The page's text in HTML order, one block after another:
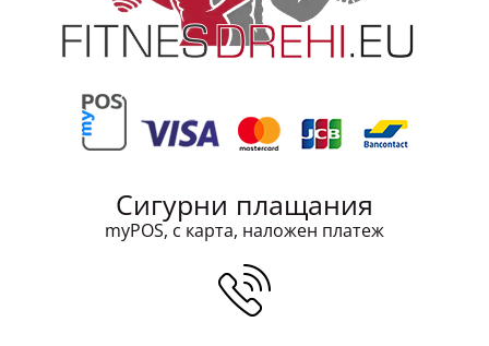
Дамски фитнес клин Power, къс, черно-бял
12.78 € (25.00 лв)
Сигурни плащания
myPOS, с карта, наложен платеж